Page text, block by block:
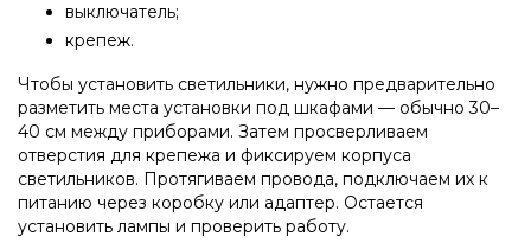
выключатель;
крепеж.
Чтобы установить светильники, нужно предварительно
разметить места установки под шкафами — обычно 30–
40 см между приборами. Затем просверливаем
отверстия для крепежа и фиксируем корпуса
светильников. Протягиваем провода, подключаем их к
питанию через коробку или адаптер. Остается
установить лампы и проверить работу.